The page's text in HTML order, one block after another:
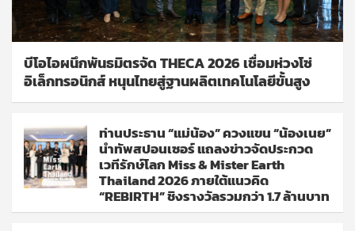
บีโอไอผนึกพันธมิตรจัด THECA 2026 เชื่อมห่วงโซ่
อิเล็กทรอนิกส์ หนุนไทยสู่ฐานผลิตเทคโนโลยีขั้นสูง
ท่านประธาน “แม่น้อง” ควงแขน “น้องเนย”
นำทัพสปอนเซอร์ แถลงข่าวจัดประกวด
เวทีรักษ์โลก Miss & Mister Earth
Thailand 2026 ภายใต้แนวคิด
“REBIRTH” ชิงรางวัลรวมกว่า 1.7 ล้านบาท